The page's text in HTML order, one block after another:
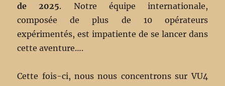
de 2025. Notre équipe internationale,
composée de plus de 10 opérateurs
expérimentés, est impatiente de se lancer dans
cette aventure….
Cette fois-ci, nous nous concentrons sur VU4